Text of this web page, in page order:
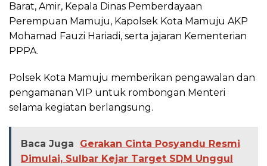
Barat, Amir, Kepala Dinas Pemberdayaan
Perempuan Mamuju, Kapolsek Kota Mamuju AKP
Mohamad Fauzi Hariadi, serta jajaran Kementerian
PPPA.
Polsek Kota Mamuju memberikan pengawalan dan
pengamanan VIP untuk rombongan Menteri
selama kegiatan berlangsung.
Baca Juga
Gerakan Cinta Posyandu Resmi
Dimulai, Sulbar Kejar Target SDM Unggul